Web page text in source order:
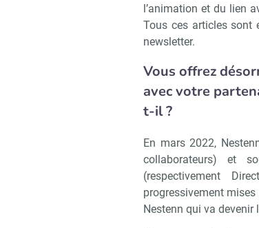
l’animation et du lien
Tous ces articles sont
newsletter.
Vous offrez
avec votre
t-il ?
En mars 2022,
collaborateurs) et
(respectivement
progressivement
Nestenn qui va devenir